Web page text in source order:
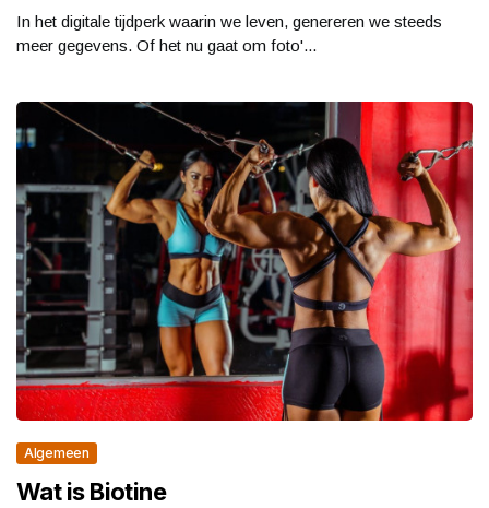
In het digitale tijdperk waarin we leven, genereren we steeds
meer gegevens. Of het nu gaat om foto'...
Algemeen
Wat is Biotine